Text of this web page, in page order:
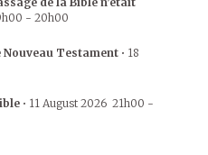
- 20h00
Nouveau Testament • 18
• 11 August 2026 21h00 -